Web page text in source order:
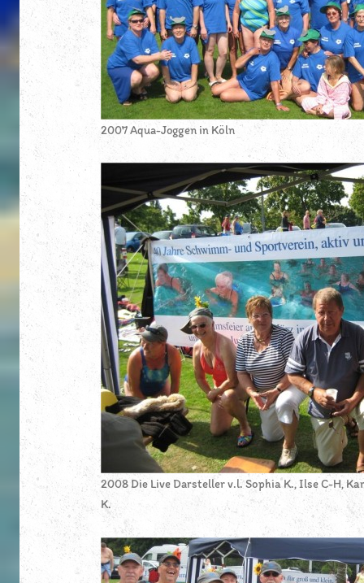
2007 Aqua-Joggen in Köln
2008 Die Live Darsteller v.l. Sophia K., Ilse C-H,
K.